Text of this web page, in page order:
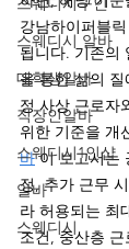
스웨디시 알바
대학생알바
직장인알바
스웨디시1인샵
알바
스웨디시
강남하이퍼블
됩니다. 기존의
을 통한 삶의
정 사상 근로자
위한 기준을 개
바 이 보고서는
정, 추가 근무
라 허용되는 최
조건, 중산층